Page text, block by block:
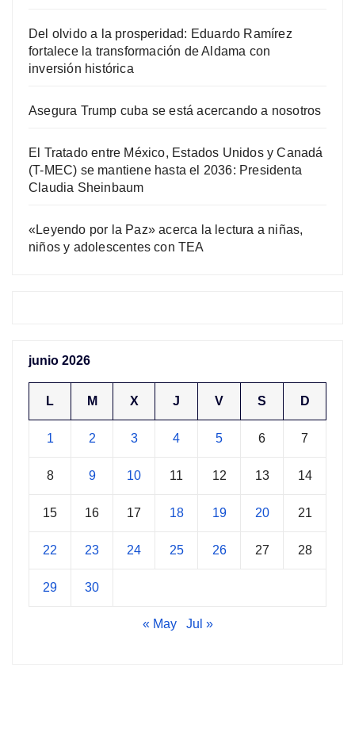
Del olvido a la prosperidad: Eduardo Ramírez
fortalece la transformación de Aldama con
inversión histórica
Asegura Trump cuba se está acercando a nosotros
El Tratado entre México, Estados Unidos y Canadá
(T-MEC) se mantiene hasta el 2036: Presidenta
Claudia Sheinbaum
«Leyendo por la Paz» acerca la lectura a niñas,
niños y adolescentes con TEA
junio 2026
L M X J V S D
1 2 3 4 5 6 7
8 9 10 11 12 13 14
15 16 17 18 19 20 21
22 23 24 25 26 27 28
29 30
« May Jul »